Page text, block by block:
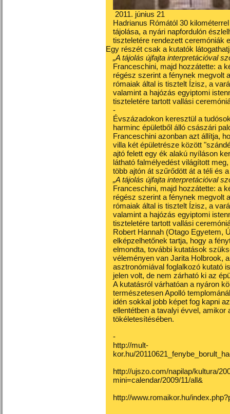
2011. június 21
Hadrianus Rómától 30
tájolása, a nyári napfordulón
tiszteletére rendezett ceremóniák
Egy részét csak a kutatók
„A tájolás újfajta interpretációval
Franceschini, majd hozzátette: a
régész szerint a fénynek megvolt
rómaiak által is tisztelt Ízisz, a
valamint a hajózás egyiptomi
tiszteletére tartott vallási
-
Évszázadokon keresztül a
harminc épületből álló császári
Franceschini azonban azt állítja,
villa két épületrésze között
ajtó felett egy ék alakú nyíláson
látható falmélyedést világított
több ajtón át szűrődött át a téli és
„A tájolás újfajta interpretációval
Franceschini, majd hozzátette: a
régész szerint a fénynek megvolt
rómaiak által is tisztelt Ízisz, a
valamint a hajózás egyiptomi
tiszteletére tartott vallási
Robert Hannah (Otago Egyetem,
elképzelhetőnek tartja, hogy a
elmondta, további kutatások
véleményen van Jarita Holbrook,
asztronómiával foglalkozó kutató
jelen volt, de nem zárható ki az
A kutatásról várhatóan a nyáron
természetesen Apolló
idén sokkal jobb képet fog kapni
ellentétben a tavalyi évvel,
tökéletesítésében.
-
http://mult-
kor.hu/
http://ujszo.com/napilap/kultura/
mini=calendar/2009/11/all&
http://www.romaikor.hu/